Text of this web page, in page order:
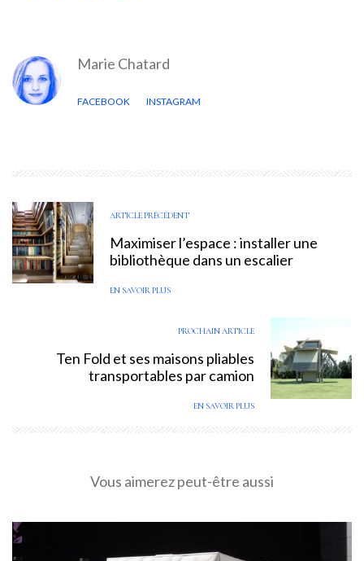
Marie Chatard
FACEBOOK INSTAGRAM
ARTICLE PRÉCÉDENT
Maximiser l’espace : installer une
bibliothèque dans un escalier
EN SAVOIR PLUS
PROCHAIN ARTICLE
Ten Fold et ses maisons pliables
transportables par camion
EN SAVOIR PLUS
Vous aimerez peut-être aussi